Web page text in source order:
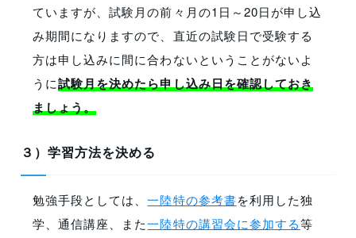
ていますが、試験月の前々月の1日～20日が申し込
み期間になりますので、直近の試験日で受験する
方は申し込みに間に合わないということがないよ
うに試験月を決めたら申し込み日を確認しておき
ましょう。
３）学習方法を決める
勉強手段としては、一陸特の参考書を利用した独
学、通信講座、また一陸特の講習会に参加する等